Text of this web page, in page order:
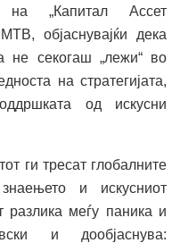
„Капитал Ассет
објаснувајќи дека
не секогаш „лежи“ во
на стратегијата,
од искусни
ги тресат глобалните
и искусниот
разлика меѓу паника и
и дообјаснува: